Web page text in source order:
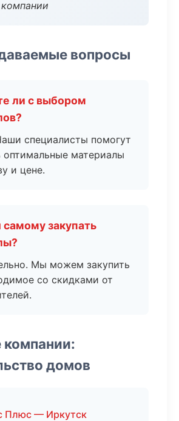
вопросы
ли с выбором
специалисты помогут
оптимальные материалы
и цене.
закупать
Мы можем закупить
со скидками от
домов
Плюс — Иркутск